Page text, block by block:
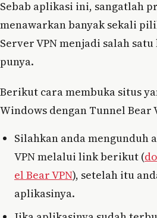
Sebab aplikasi ini, sangatlah
menawarkan banyak sekali
Server VPN menjadi salah
punya.
Berikut cara membuka situs
Windows dengan Tunnel Bear
Silahkan anda mengunduh
VPN melalui link berikut (
el Bear VPN), setelah itu
aplikasinya.